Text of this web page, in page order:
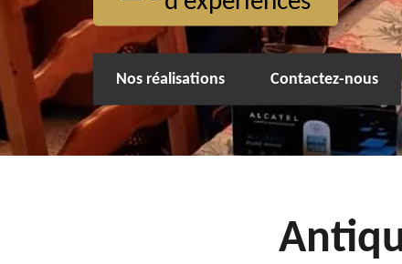
Nos réalisations Contactez-nous